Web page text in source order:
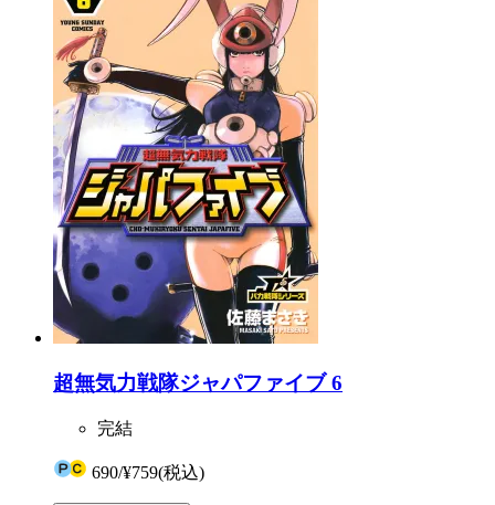
超無気力戦隊ジャパファイブ 6
完結
690/¥759(税込)